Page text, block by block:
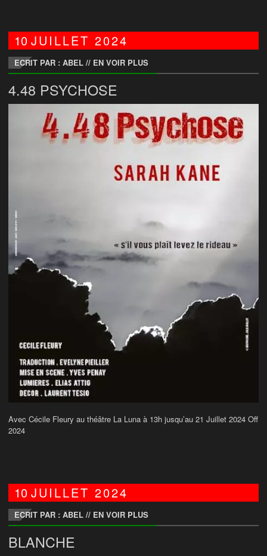
10JUILLET2024
ECRIT PAR : ABEL // EN VOIR PLUS
4.48 PSYCHOSE
Avec Cécile Fleury au théâtre La Luna à 13h jusqu’au 21 Juillet 2024 Off
2024
10JUILLET2024
ECRIT PAR : ABEL // EN VOIR PLUS
BLANCHE